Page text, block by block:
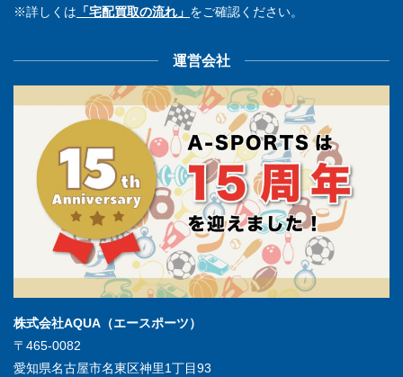
※詳しくは 「宅配買取の流れ」 をご確認ください。
運営会社
株式会社AQUA（エースポーツ）
〒465-0082
愛知県名古屋市名東区神里1丁目93